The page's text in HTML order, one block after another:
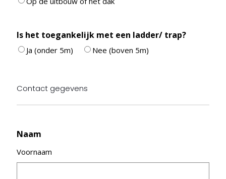
Is het toegankelijk met een ladder/ trap?
Ja (onder 5m) Nee (boven 5m)
Contact gegevens
Naam
Voornaam